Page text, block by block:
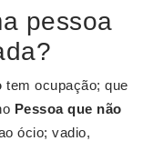
pessoa
tem ocupação; que
Pessoa que não
ócio; vadio,